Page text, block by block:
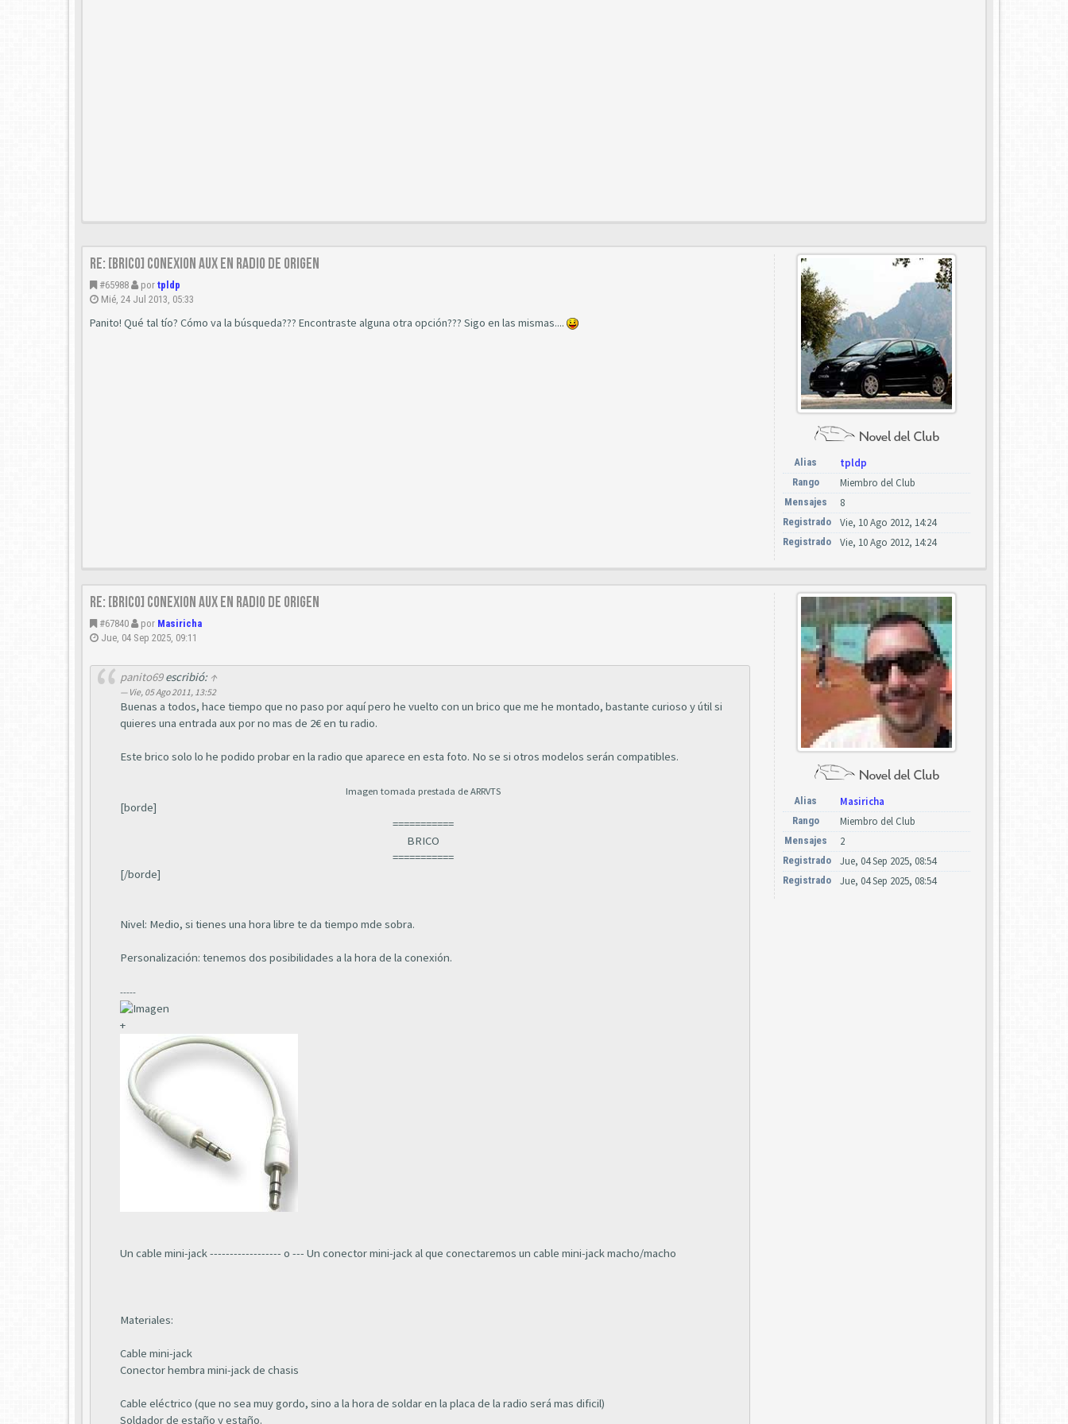
Re: [Brico] Conexion AUX en radio de origen
#65988 por tpldp
Mié, 24 Jul 2013, 05:33
Panito! Qué tal tío? Cómo va la búsqueda??? Encontraste alguna otra opción??? Sigo en las mismas....
Alias tpldp
Rango Miembro del Club
Mensajes 8
Registrado Vie, 10 Ago 2012, 14:24
Registrado Vie, 10 Ago 2012, 14:24
Re: [Brico] Conexion AUX en radio de origen
#67840 por Masiricha
Jue, 04 Sep 2025, 09:11
panito69escribió: ↑
Vie, 05 Ago 2011, 13:52
Buenas a todos, hace tiempo que no paso por aquí pero he vuelto con un brico que me he montado, bastante curioso y útil si
quieres una entrada aux por no mas de 2€ en tu radio.
Este brico solo lo he podido probar en la radio que aparece en esta foto. No se si otros modelos serán compatibles.
Imagen tomada prestada de ARRVTS
[borde]
===========
BRICO
===========
[/borde]
Nivel: Medio, si tienes una hora libre te da tiempo mde sobra.
Personalización: tenemos dos posibilidades a la hora de la conexión.
-----
+
Un cable mini-jack ------------------ o --- Un conector mini-jack al que conectaremos un cable mini-jack macho/macho
Materiales:
Cable mini-jack
Conector hembra mini-jack de chasis
Cable eléctrico (que no sea muy gordo, sino a la hora de soldar en la placa de la radio será mas dificil)
Soldador de estaño y estaño.
Alias Masiricha
Rango Miembro del Club
Mensajes 2
Registrado Jue, 04 Sep 2025, 08:54
Registrado Jue, 04 Sep 2025, 08:54